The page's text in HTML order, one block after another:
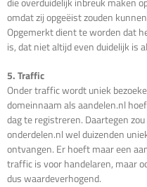
omdat zij opgeëist zouden
Opgemerkt dient te worden dat
is, dat niet altijd even duidelijk is
5. Traffic
Onder traffic wordt uniek
domeinnaam als aandelen.nl
dag te registreren. Daartegen
onderdelen.nl wel duizenden
ontvangen. Er hoeft maar een
traffic is voor handelaren, maar
dus waardeverhogend.